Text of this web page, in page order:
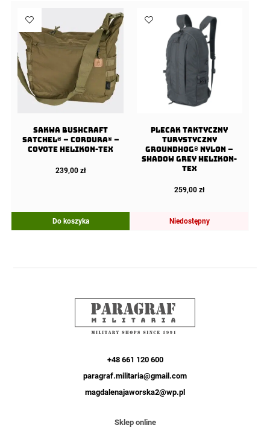
Sakwa BUSHCRAFT
SATCHEL® – Cordura® –
Coyote Helikon-tex
239,00 zł
Do koszyka
Plecak taktyczny
turystyczny
Groundhog® Nylon –
Shadow Grey Helikon-
Tex
259,00 zł
Niedostępny
+48 661 120 600
paragraf.militaria@gmail.com
magdalenajaworska2@wp.pl
Sklep online